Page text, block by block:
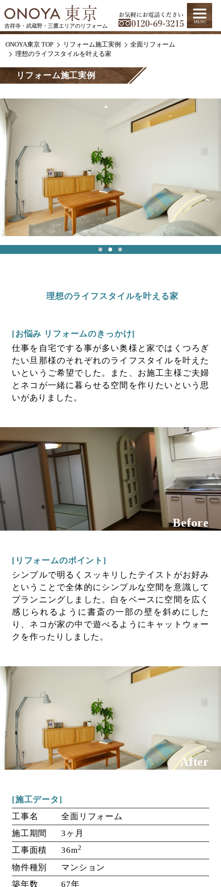
吉祥寺・武蔵野・三鷹エリアのリフォーム
ONOYA東京 TOP リフォーム施工実例
全面リフォーム
理想のライフスタイルを叶える家
リフォーム施工実例
理想のライフスタイルを叶える家
[お悩み リフォームのきっかけ]
仕事を自宅でする事が多い奥様と家ではくつろぎ
たい旦那様のそれぞれのライフスタイルを叶えた
いというご希望でした。また、お施工主様ご夫婦
とネコが一緒に暮らせる空間を作りたいという思
いがありました。
Before
[リフォームのポイント]
シンプルで明るくスッキリしたテイストがお好み
ということで全体的にシンプルな空間を意識して
プランニングしました。白をベースに空間を広く
感じられるように書斎の一部の壁を斜めにした
り、ネコが家の中で遊べるようにキャットウォー
クを作ったりしました。
After
[施工データ]
工事名
全面リフォーム
施工期間
3ヶ月
工事面積
36m2
物件種別
マンション
築年数
67年